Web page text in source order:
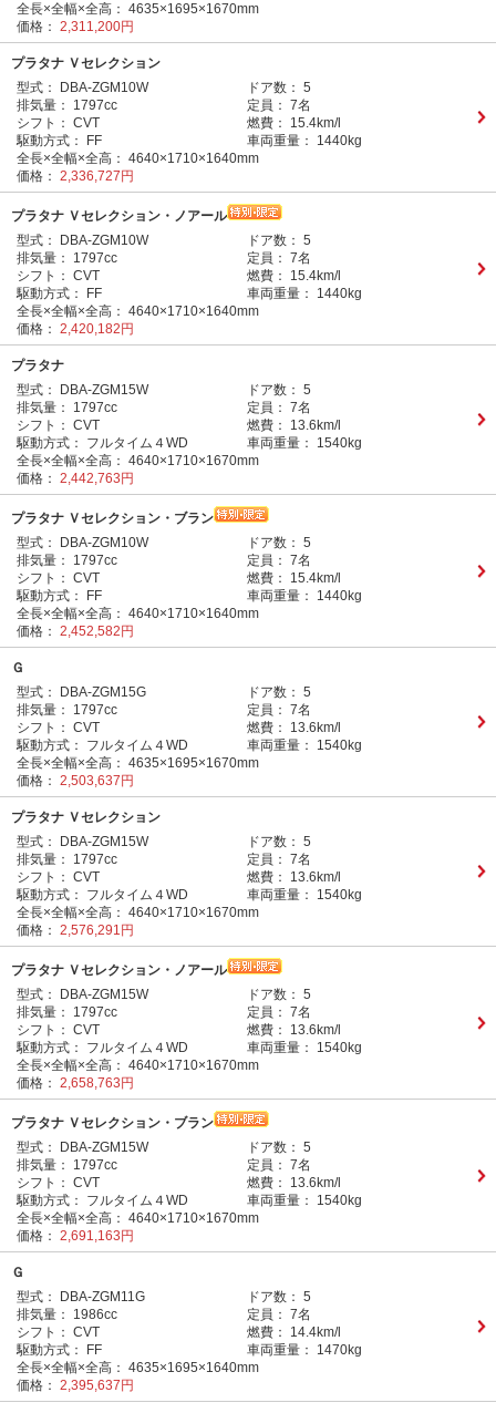
全長×全幅×全高： 4635×1695×1670mm
価格： 2,311,200円
プラタナ Ｖセレクション
型式：
DBA-ZGM10W ドア数： 5
排気量：
1797cc 定員： 7名
シフト： CVT 燃費：
15.4km/l
駆動方式：
FF 車両重量：
1440kg
全長×全幅×全高： 4640×1710×1640mm
価格： 2,336,727円
プラタナ Ｖセレクション・ノアール
型式：
DBA-ZGM10W ドア数： 5
排気量：
1797cc 定員： 7名
シフト： CVT 燃費：
15.4km/l
駆動方式：
FF 車両重量：
1440kg
全長×全幅×全高： 4640×1710×1640mm
価格： 2,420,182円
プラタナ
型式：
DBA-ZGM15W ドア数： 5
排気量：
1797cc 定員： 7名
シフト： CVT 燃費：
13.6km/l
駆動方式：
フルタイム４WD 車両重量：
1540kg
全長×全幅×全高： 4640×1710×1670mm
価格： 2,442,763円
プラタナ Ｖセレクション・ブラン
型式：
DBA-ZGM10W ドア数： 5
排気量：
1797cc 定員： 7名
シフト： CVT 燃費：
15.4km/l
駆動方式：
FF 車両重量：
1440kg
全長×全幅×全高： 4640×1710×1640mm
価格： 2,452,582円
Ｇ
型式：
DBA-ZGM15G ドア数： 5
排気量：
1797cc 定員： 7名
シフト： CVT 燃費：
13.6km/l
駆動方式：
フルタイム４WD 車両重量：
1540kg
全長×全幅×全高： 4635×1695×1670mm
価格： 2,503,637円
プラタナ Ｖセレクション
型式：
DBA-ZGM15W ドア数： 5
排気量：
1797cc 定員： 7名
シフト： CVT 燃費：
13.6km/l
駆動方式：
フルタイム４WD 車両重量：
1540kg
全長×全幅×全高： 4640×1710×1670mm
価格： 2,576,291円
プラタナ Ｖセレクション・ノアール
型式：
DBA-ZGM15W ドア数： 5
排気量：
1797cc 定員： 7名
シフト： CVT 燃費：
13.6km/l
駆動方式：
フルタイム４WD 車両重量：
1540kg
全長×全幅×全高： 4640×1710×1670mm
価格： 2,658,763円
プラタナ Ｖセレクション・ブラン
型式：
DBA-ZGM15W ドア数： 5
排気量：
1797cc 定員： 7名
シフト： CVT 燃費：
13.6km/l
駆動方式：
フルタイム４WD 車両重量：
1540kg
全長×全幅×全高： 4640×1710×1670mm
価格： 2,691,163円
Ｇ
型式：
DBA-ZGM11G ドア数： 5
排気量：
1986cc 定員： 7名
シフト： CVT 燃費：
14.4km/l
駆動方式：
FF 車両重量：
1470kg
全長×全幅×全高： 4635×1695×1640mm
価格： 2,395,637円